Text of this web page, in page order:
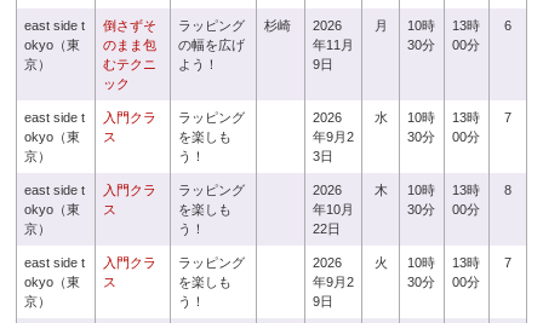
east side t
okyo（東
京）
倒さずそ
のまま包
むテクニ
ック
ラッピング
の幅を広げ
よう！
杉崎
2026
年11月
9日
月
10時
30分
13時
00分
6
east side t
okyo（東
京）
入門クラ
ス
ラッピング
を楽しも
う！
2026
年9月2
3日
水
10時
30分
13時
00分
7
east side t
okyo（東
京）
入門クラ
ス
ラッピング
を楽しも
う！
2026
年10月
22日
木
10時
30分
13時
00分
8
east side t
okyo（東
京）
入門クラ
ス
ラッピング
を楽しも
う！
2026
年9月2
9日
火
10時
30分
13時
00分
7